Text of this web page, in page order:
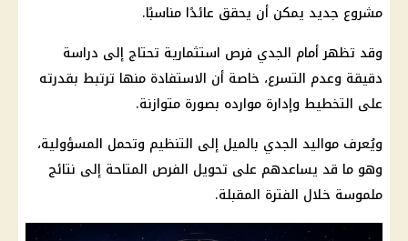
مشروع جديد يمكن أن يحقق عائدًا مناسبًا.
وقد تظهر أمام الجدي فرص استثمارية تحتاج إلى دراسة
دقيقة وعدم التسرع، خاصة أن الاستفادة منها ترتبط بقدرته
على التخطيط وإدارة موارده بصورة متوازنة.
ويُعرف مواليد الجدي بالميل إلى التنظيم وتحمل المسؤولية،
وهو ما قد يساعدهم على تحويل الفرص المتاحة إلى نتائج
ملموسة خلال الفترة المقبلة.